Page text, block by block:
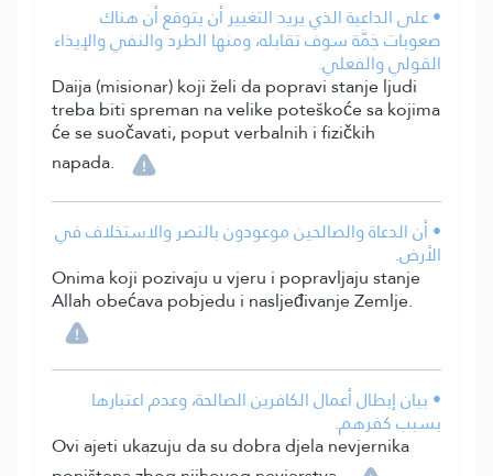
• على الداعية الذي يريد التغيير أن يتوقع أن هناك
صعوبات جَمَّة سوف تقابله، ومنها الطرد والنفي والإيذاء
القولي والفعلي.
Daija (misionar) koji želi da popravi stanje ljudi
treba biti spreman na velike poteškoće sa kojima
će se suočavati, poput verbalnih i fizičkih
napada.
• أن الدعاة والصالحين موعودون بالنصر والاستخلاف في
الأرض.
Onima koji pozivaju u vjeru i popravljaju stanje
Allah obećava pobjedu i nasljeđivanje Zemlje.
• بيان إبطال أعمال الكافرين الصالحة، وعدم اعتبارها
بسبب كفرهم.
Ovi ajeti ukazuju da su dobra djela nevjernika